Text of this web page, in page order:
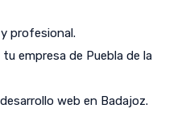
profesional.
empresa de Puebla de la
web en Badajoz.